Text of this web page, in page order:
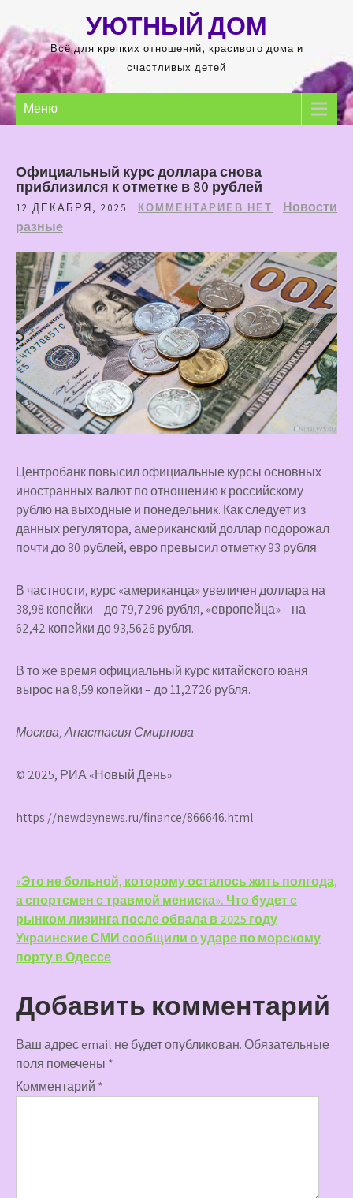
содержимому
УЮТНЫЙ ДОМ
Всё для крепких отношений, красивого дома и
счастливых детей
Меню
Официальный курс доллара снова
приблизился к отметке в 80 рублей
12 ДЕКАБРЯ, 2025 КОММЕНТАРИЕВ НЕТ
Новости
разные
Центробанк повысил официальные курсы основных
иностранных валют по отношению к российскому
рублю на выходные и понедельник. Как следует из
данных регулятора, американский доллар подорожал
почти до 80 рублей, евро превысил отметку 93 рубля.
В частности, курс «американца» увеличен доллара на
38,98 копейки – до 79,7296 рубля, «европейца» – на
62,42 копейки до 93,5626 рубля.
В то же время официальный курс китайского юаня
вырос на 8,59 копейки – до 11,2726 рубля.
Москва, Анастасия Смирнова
© 2025, РИА «Новый День»
https://newdaynews.ru/finance/866646.html
Навигация
по
записям
«Это не больной, которому осталось жить полгода,
а спортсмен с травмой мениска». Что будет с
рынком лизинга после обвала в 2025 году
Украинские СМИ сообщили о ударе по морскому
порту в Одессе
Добавить комментарий
Ваш адрес email не будет опубликован.Обязательные
поля помечены *
Комментарий *